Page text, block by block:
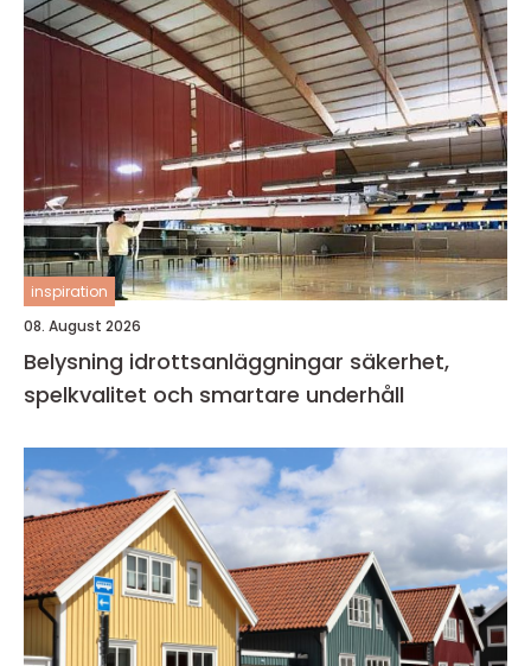
inspiration
08. August 2026
Belysning idrottsanläggningar säkerhet,
spelkvalitet och smartare underhåll